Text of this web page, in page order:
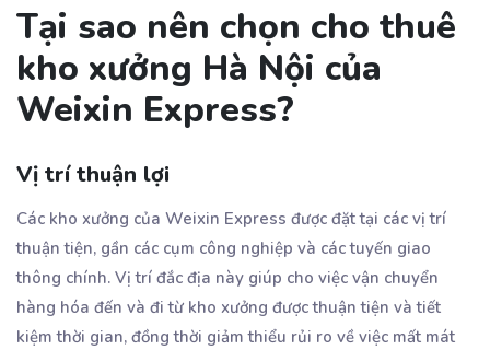
Tại sao nên chọn cho thuê
kho xưởng Hà Nội của
Weixin Express?
Vị trí thuận lợi
Các kho xưởng của Weixin Express được đặt tại các vị trí
thuận tiện, gần các cụm công nghiệp và các tuyến giao
thông chính. Vị trí đắc địa này giúp cho việc vận chuyển
hàng hóa đến và đi từ kho xưởng được thuận tiện và tiết
kiệm thời gian, đồng thời giảm thiểu rủi ro về việc mất mát